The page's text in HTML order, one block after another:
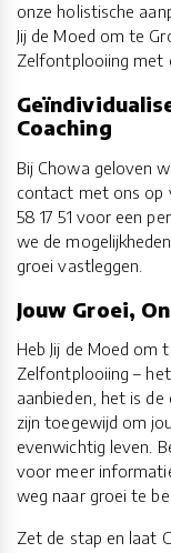
onze holistische
Jij de Moed om te
Zelfontplooiing met
Coaching
Bij Chowa geloven
contact met ons op
58 17 51 voor een
we de
groei vastleggen.
Jouw Groei,
Heb Jij de Moed om
Zelfontplooiing –
aanbieden, het is de
zijn toegewijd om
evenwichtig leven.
voor meer
weg naar groei te
Zet de stap en laat